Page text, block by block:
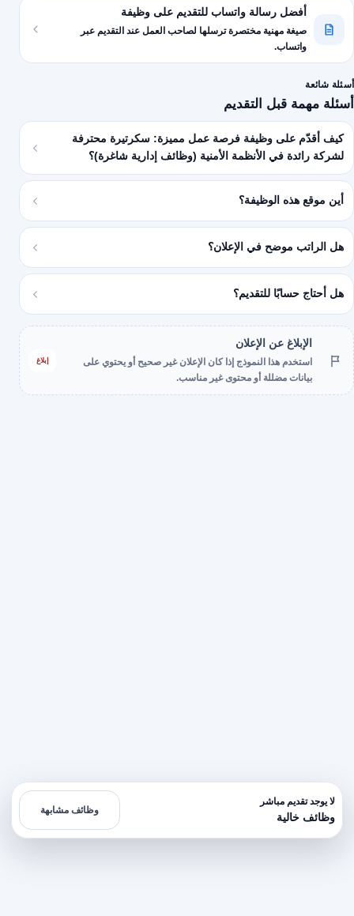
أفضل رسالة واتساب للتقديم على وظيفة
صيغة مهنية مختصرة ترسلها لصاحب العمل عند التقديم عبر
واتساب.
أسئلة شائعة
أسئلة مهمة قبل التقديم
كيف أقدّم على وظيفة فرصة عمل مميزة: سكرتيرة محترفة
لشركة رائدة في الأنظمة الأمنية (وظائف إدارية شاغرة)؟
أين موقع هذه الوظيفة؟
هل الراتب موضح في الإعلان؟
هل أحتاج حسابًا للتقديم؟
الإبلاغ عن الإعلان
استخدم هذا النموذج إذا كان الإعلان غير صحيح أو يحتوي على
بيانات مضللة أو محتوى غير مناسب.
إبلاغ
لا يوجد تقديم مباشر
وظائف خالية
وظائف مشابهة